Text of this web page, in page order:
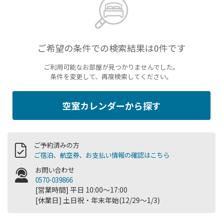
ご希望の条件での検索結果は0件です
ご利用可能なお部屋が見つかりませんでした。
条件を変更して、再度検索してください。
空室カレンダーから探す
ご予約済みの方
ご宿泊、航空券、お支払い情報の確認はこちら
お問い合わせ
0570-039866
[営業時間] 平日 10:00～17:00
[休業日] 土日祝・年末年始(12/29～1/3)